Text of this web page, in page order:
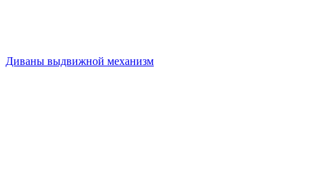
Диваны выдвижной механизм